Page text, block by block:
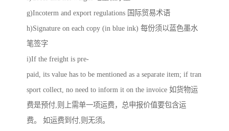
g)Incoterm and export regulations 国际贸易术语
h)Signature on each copy (in blue ink) 每份须以蓝色墨水
笔签字
i)If the freight is pre-
paid, its value has to be mentioned as a separate item; if tran
sport collect, no need to inform it on the invoice 如货物运
费是预付,则上需单一项运费，总申报价值要包含运
费。 如运费到付,则无须。